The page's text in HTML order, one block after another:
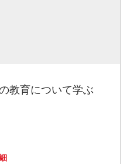
教育について学ぶ